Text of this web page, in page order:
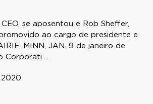
se aposentou e Rob Sheffer,
ao cargo de presidente e
MINN, JAN. 9 de janeiro de
Corporati ...